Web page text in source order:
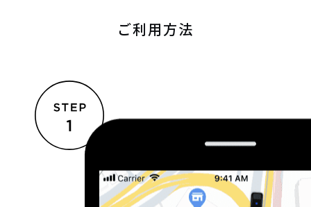
ご利用方法